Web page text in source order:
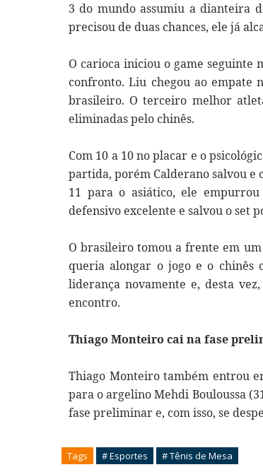
3 do mundo assumiu a dianteira
precisou de duas chances, ele já
O carioca iniciou o game
confronto. Liu chegou ao empate
brasileiro. O terceiro melhor
eliminadas pelo chinês.
Com 10 a 10 no placar e o
partida, porém Calderano salvou e
11 para o asiático, ele
defensivo excelente e salvou o set
O brasileiro tomou a frente em
queria alongar o jogo e o chinês
liderança novamente e, desta
encontro.
Thiago Monteiro cai na fase
Thiago Monteiro também entrou
para o argelino Mehdi Bouloussa
fase preliminar e, com isso, se
Tags # Esportes # Tênis de Mesa